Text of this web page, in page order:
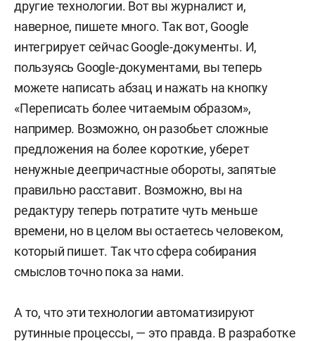
другие технологии. Вот вы журналист и,
наверное, пишете много. Так вот, Google
интегрирует сейчас Google-документы. И,
пользуясь Google-документами, вы теперь
можете написать абзац и нажать на кнопку
«Переписать более читаемым образом»,
например. Возможно, он разобьет сложные
предложения на более короткие, уберет
ненужные деепричастные обороты, запятые
правильно расставит. Возможно, вы на
редактуру теперь потратите чуть меньше
времени, но в целом вы остаетесь человеком,
который пишет. Так что сфера собирания
смыслов точно пока за нами.
А то, что эти технологии автоматизируют
рутинные процессы, — это правда. В разработке